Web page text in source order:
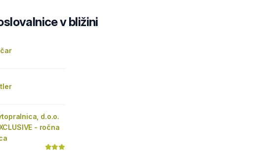
v bližini
d.o.o.
- ročna